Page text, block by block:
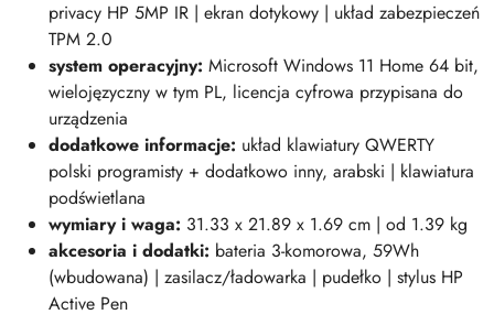
privacy HP 5MP IR | ekran dotykowy | układ zabezpieczeń
TPM 2.0
system operacyjny: Microsoft Windows 11 Home 64 bit,
wielojęzyczny w tym PL, licencja cyfrowa przypisana do
urządzenia
dodatkowe informacje: układ klawiatury QWERTY
polski programisty + dodatkowo inny, arabski | klawiatura
podświetlana
wymiary i waga: 31.33 x 21.89 x 1.69 cm | od 1.39 kg
akcesoria i dodatki: bateria 3-komorowa, 59Wh
(wbudowana) | zasilacz/ładowarka | pudełko | stylus HP
Active Pen